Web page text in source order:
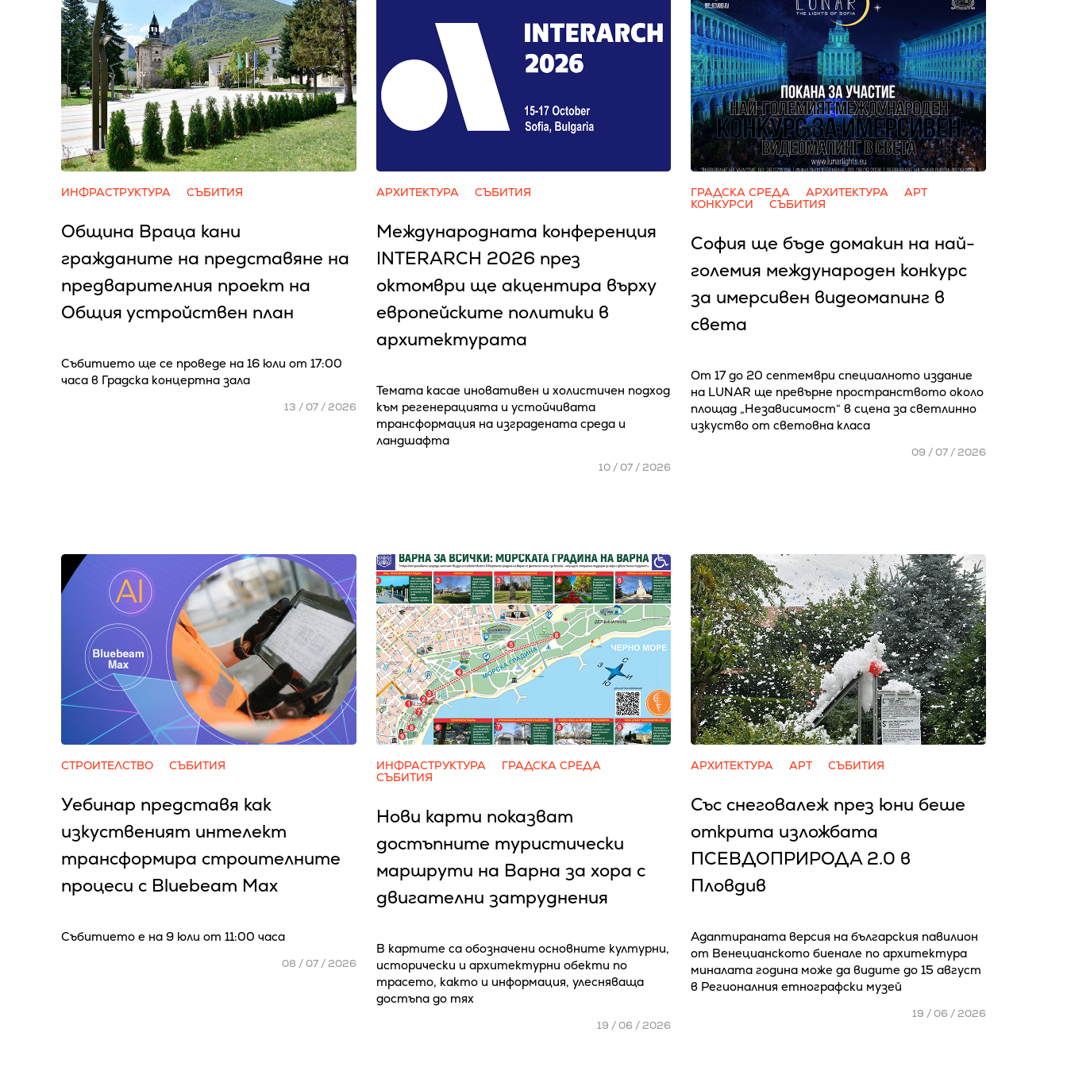
ИНФРАСТРУКТУРА СЪБИТИЯ
Община Враца кани
гражданите на представяне на
предварителния проект на
Общия устройствен план
Събитието ще се проведе на 16 юли от 17:00
часа в Градска концертна зала
13 / 07 / 2026
АРХИТЕКТУРА СЪБИТИЯ
Международната конференция
INTERARCH 2026 през
октомври ще акцентира върху
европейските политики в
архитектурата
Темата касае иновативен и холистичен подход
към регенерацията и устойчивата
трансформация на изградената среда и
ландшафта
10 / 07 / 2026
ГРАДСКА СРЕДА АРХИТЕКТУРА
АРТ
КОНКУРСИ
СЪБИТИЯ
София ще бъде домакин на най-
големия международен конкурс
за имерсивен видеомапинг в
света
От 17 до 20 септември специалното издание
на LUNAR ще превърне пространството около
площад „Независимост“ в сцена за светлинно
изкуство от световна класа
09 / 07 / 2026
СТРОИТЕЛСТВО СЪБИТИЯ
Уебинар представя как
изкуственият интелект
трансформира строителните
процеси с Bluebeam Max
Събитиeто е на 9 юли от 11:00 часа
08 / 07 / 2026
ИНФРАСТРУКТУРА
ГРАДСКА СРЕДА
СЪБИТИЯ
Нови карти показват
достъпните туристически
маршрути на Варна за хора с
двигателни затруднения
В картите са обозначени основните културни,
исторически и архитектурни обекти по
трасето, както и информация, улесняваща
достъпа до тях
19 / 06 / 2026
АРХИТЕКТУРА АРТ СЪБИТИЯ
Със снеговалеж през юни беше
открита изложбата
ПСЕВДОПРИРОДА 2.0 в
Пловдив
Адаптираната версия на българския павилион
от Венецианското биенале по архитектура
миналата година може да видите до 15 август
в Регионалния етнографски музей
19 / 06 / 2026